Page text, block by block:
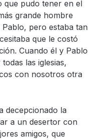
que pudo tener en el
grande hombre
pero estaba tan
que le costó
Cuando él y Pablo
las iglesias,
con nosotros otra
decepcionado la
a un desertor con
amigos, que